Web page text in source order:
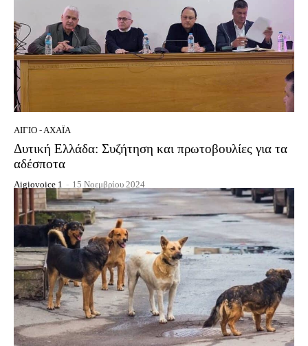
ΑΊΓΙΟ - ΑΧΑΪ́Α
Δυτική Ελλάδα: Συζήτηση και πρωτοβουλίες για τα
αδέσποτα
Aigiovoice 1 - 15 Νοεμβρίου 2024